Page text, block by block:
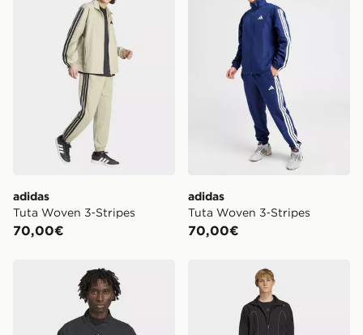
adidas
Tuta Woven 3‑Stripes
70,00€
adidas
Tuta Woven 3‑Stripes
70,00€
adidas Maglia Adicolor Woven Drilladidas Top Da Pista Larga